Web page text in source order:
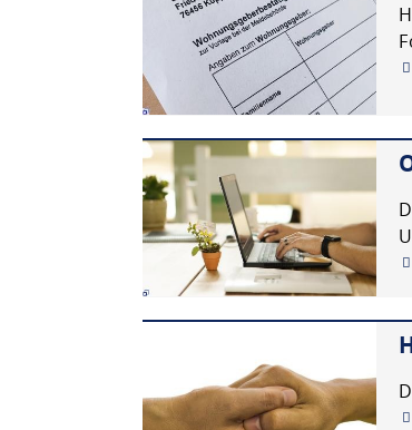
Freizeit & Leben